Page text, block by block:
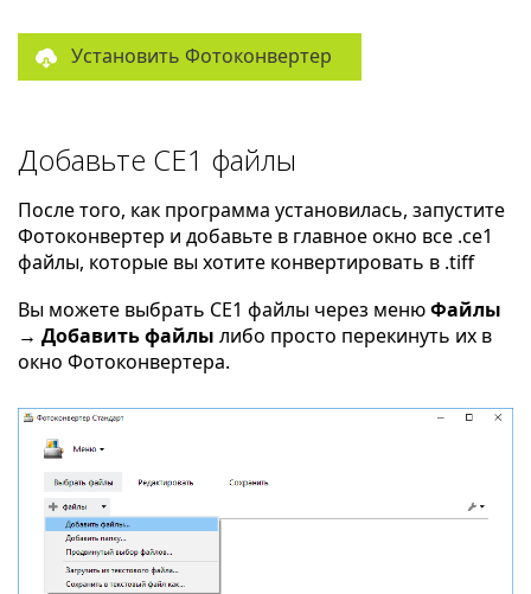
Установить Фотоконвертер
Добавьте CE1 файлы
После того, как программа установилась, запустите
Фотоконвертер и добавьте в главное окно все .ce1
файлы, которые вы хотите конвертировать в .tiff
Вы можете выбрать CE1 файлы через менюФайлы
→ Добавить файлы либо просто перекинуть их в
окно Фотоконвертера.